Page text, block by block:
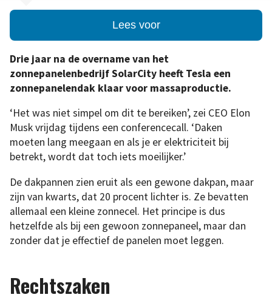
Lees voor
Drie jaar na de overname van het
zonnepanelenbedrijf SolarCity heeft Tesla een
zonnepanelendak klaar voor massaproductie.
‘Het was niet simpel om dit te bereiken’, zei CEO Elon
Musk vrijdag tijdens een conferencecall. ‘Daken
moeten lang meegaan en als je er elektriciteit bij
betrekt, wordt dat toch iets moeilijker.’
De dakpannen zien eruit als een gewone dakpan, maar
zijn van kwarts, dat 20 procent lichter is. Ze bevatten
allemaal een kleine zonnecel. Het principe is dus
hetzelfde als bij een gewoon zonnepaneel, maar dan
zonder dat je effectief de panelen moet leggen.
Rechtszaken